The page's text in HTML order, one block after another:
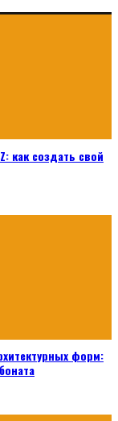
как создать свой
форм: